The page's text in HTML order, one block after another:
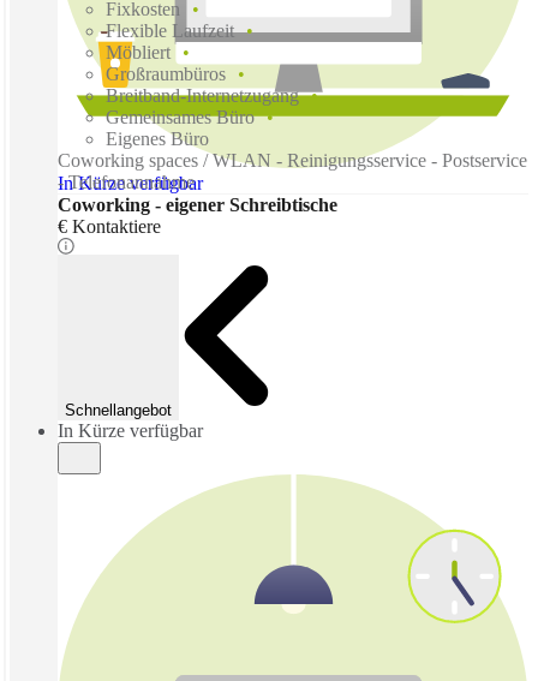
In Kürze verfügbar
Fixkosten
Flexible Laufzeit
Möbliert
Großraumbüros
Breitband-Internetzugang
Gemeinsames Büro
Eigenes Büro
Coworking spaces / WLAN - Reinigungsservice - Postservice
- Telefonannahme
Coworking - eigener Schreibtische
€ Kontaktiere
Schnellangebot
In Kürze verfügbar